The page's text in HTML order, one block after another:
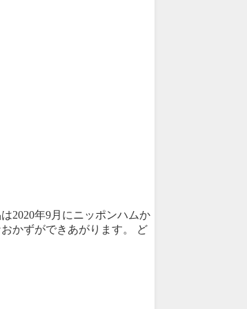
2020年9月にニッポンハムか
かずができあがります。 ど